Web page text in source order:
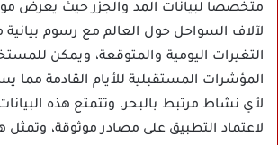
متخصصا لبيانات المد والجزر حيث يعرض
لآلاف السواحل حول العالم مع رسوم بيانية
التغيرات اليومية والمتوقعة، ويمكن
المؤشرات المستقبلية للأيام القادمة مما
لأي نشاط مرتبط بالبحر، وتتمتع هذه
لاعتماد التطبيق على مصادر موثوقة، وتمثل